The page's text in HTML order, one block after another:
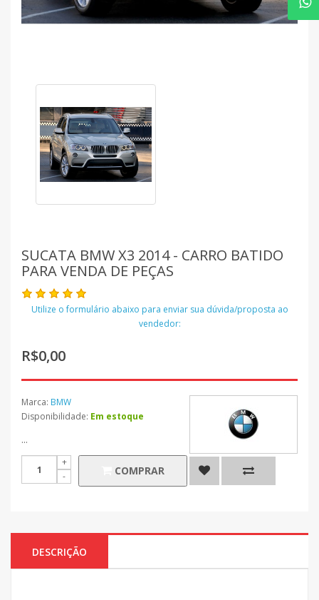
SUCATA BMW X3 2014 - CARRO BATIDO
PARA VENDA DE PEÇAS
Utilize o formulário abaixo para enviar sua dúvida/proposta ao
vendedor:
R$0,00
Marca: BMW
Disponibilidade: Em estoque
...
COMPRAR
DESCRIÇÃO